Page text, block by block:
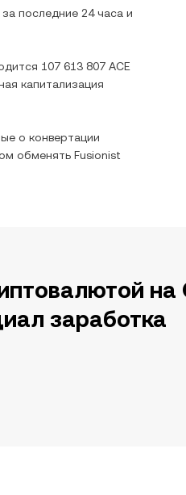
за последние 24 часа и
107 613 807 ACE
капитализация
о конвертации
обменять Fusionist
на
заработка